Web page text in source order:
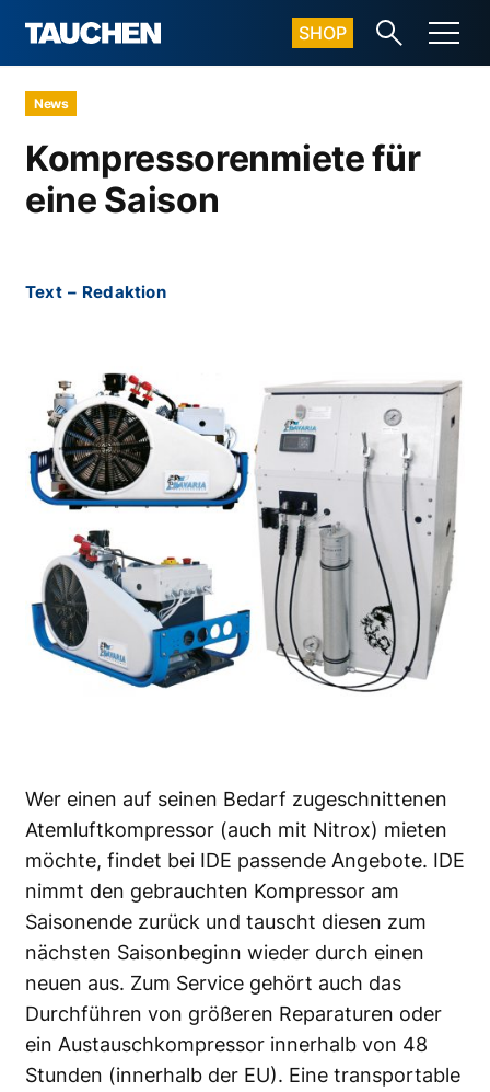
SHOP
News
Kompressorenmiete für
eine Saison
Text – Redaktion
Wer einen auf seinen Bedarf zugeschnittenen
Atemluftkompressor (auch mit Nitrox) mieten
möchte, findet bei IDE passende Angebote. IDE
nimmt den gebrauchten Kompressor am
Saisonende zurück und tauscht diesen zum
nächsten Saisonbeginn wieder durch einen
neuen aus. Zum Service gehört auch das
Durchführen von größeren Reparaturen oder
ein Austauschkompressor innerhalb von 48
Stunden (innerhalb der EU). Eine transportable